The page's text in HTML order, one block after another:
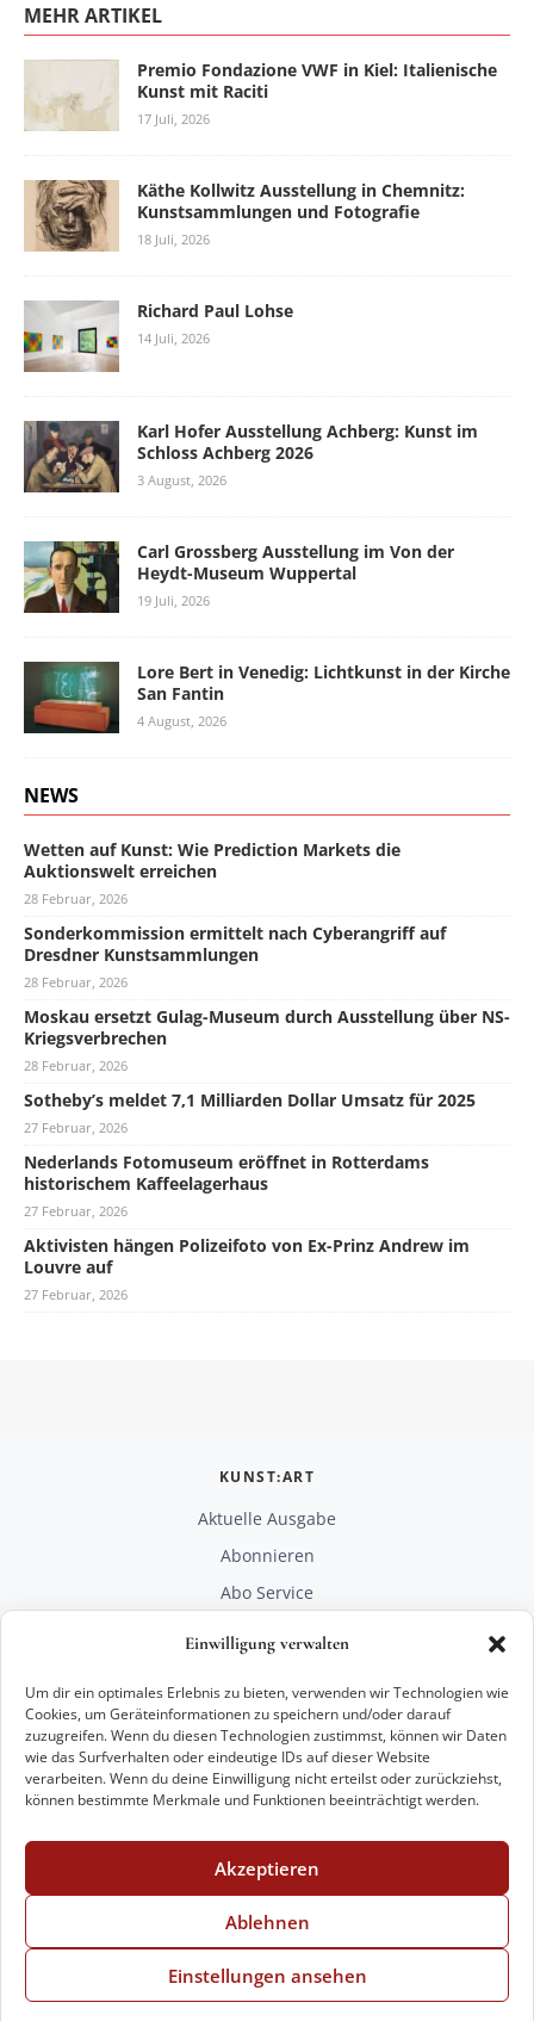
Einwilligung verwalten
Um dir ein optimales Erlebnis zu bieten, verwenden wir Technologien wie
Cookies, um Geräteinformationen zu speichern und/oder darauf
zuzugreifen. Wenn du diesen Technologien zustimmst, können wir Daten
wie das Surfverhalten oder eindeutige IDs auf dieser Website
verarbeiten. Wenn du deine Einwilligung nicht erteilst oder zurückziehst,
können bestimmte Merkmale und Funktionen beeinträchtigt werden.
Akzeptieren
Ablehnen
Einstellungen ansehen
MEHR ARTIKEL
Premio Fondazione VWF in Kiel: Italienische
Kunst mit Raciti
17 Juli, 2026
Käthe Kollwitz Ausstellung in Chemnitz:
Kunstsammlungen und Fotografie
18 Juli, 2026
Richard Paul Lohse
14 Juli, 2026
Karl Hofer Ausstellung Achberg: Kunst im
Schloss Achberg 2026
3 August, 2026
Carl Grossberg Ausstellung im Von der
Heydt-Museum Wuppertal
19 Juli, 2026
Lore Bert in Venedig: Lichtkunst in der Kirche
San Fantin
4 August, 2026
NEWS
Wetten auf Kunst: Wie Prediction Markets die
Auktionswelt erreichen
28 Februar, 2026
Sonderkommission ermittelt nach Cyberangriff auf
Dresdner Kunstsammlungen
28 Februar, 2026
Moskau ersetzt Gulag-Museum durch Ausstellung über NS-
Kriegsverbrechen
28 Februar, 2026
Sotheby’s meldet 7,1 Milliarden Dollar Umsatz für 2025
27 Februar, 2026
Nederlands Fotomuseum eröffnet in Rotterdams
historischem Kaffeelagerhaus
27 Februar, 2026
Aktivisten hängen Polizeifoto von Ex-Prinz Andrew im
Louvre auf
27 Februar, 2026
KUNST:ART
Aktuelle Ausgabe
Abonnieren
Abo Service
RECHTLICHES
Impressum
Datenschutz
KONTAKT
+49 221 29 28 27 21
© 2026 VKK Verlag Kunst und Kultur GmbH